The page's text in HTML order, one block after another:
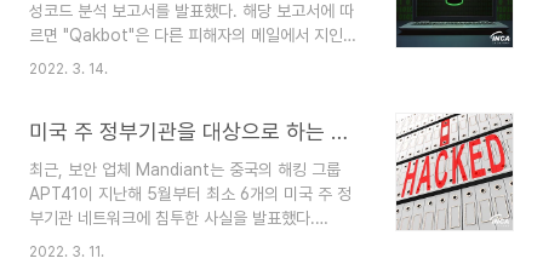
성코드 분석 보고서를 발표했다. 해당 보고서에 따
르면 "Qakbot"은 다른 피해자의 메일에서 지인과
주고 받은 메일 중간에 악성 메일을 회신하는 방법
로드 링크가 있으며 해당 Excel 파일을 실행할 경
또한, 설치된 "Qakbot"은 시스템 데이터 수집과
공개 IP 검색 등의 악성 행위를 시도하고 ARP스캔
을 통해 다른 시스템으로의 이동 방법을 찾는다고
밝혀졌다. 사진출처 : Sophos 출처 [1] Sophos
2022. 3. 14.
미국 주 정부기관을 대상으로 하는 해킹 그룹 APT41
최근, 보안 업체 Mandiant는 중국의 해킹 그룹
APT41이 지난해 5월부터 최소 6개의 미국 주 정
부기관 네트워크에 침투한 사실을 발표했다.
Mandiant에 따르면, APT41은 주로 ASP.NET
2022. 3. 11.